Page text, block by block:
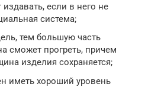
если в него не
система;
тем большую часть
сможет прогреть, причем
изделия сохраняется;
иметь хороший уровень